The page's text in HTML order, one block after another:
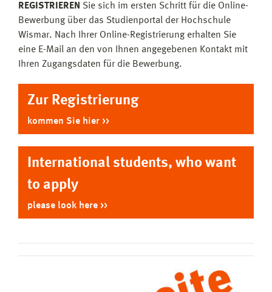
REGISTRIEREN Sie sich im ersten Schritt für die Online-
Bewerbung über das Studienportal der Hochschule
Wismar. Nach Ihrer Online-Registrierung erhalten Sie
eine E-Mail an den von Ihnen angegebenen Kontakt mit
Ihren Zugangsdaten für die Bewerbung.
Zur Registrierung
kommen Sie hier
International students, who want
to apply
please look here